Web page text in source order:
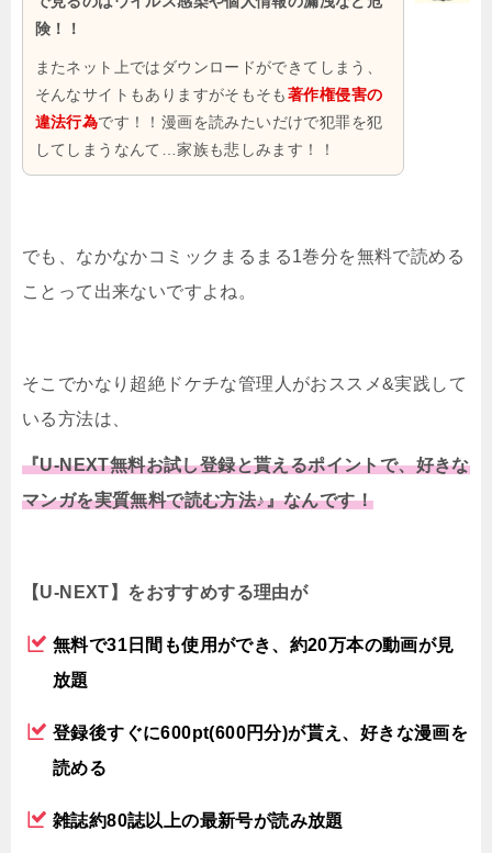
険！！
またネット上ではダウンロードができてしまう、
そんなサイトもありますがそもそも著作権侵害の
違法行為です！！漫画を読みたいだけで犯罪を犯
してしまうなんて…家族も悲しみます！！
でも、なかなかコミックまるまる1巻分を無料で読める
ことって出来ないですよね。
そこでかなり超絶ドケチな管理人がおススメ&実践して
いる方法は、
『U-NEXT無料お試し登録と貰えるポイントで、好きな
マンガを実質無料で読む方法♪』なんです！
【U-NEXT】をおすすめする理由が
無料で31日間も使用ができ、約20万本の動画が見
放題
登録後すぐに600pt(600円分)が貰え、好きな漫画を
読める
雑誌約80誌以上の最新号が読み放題